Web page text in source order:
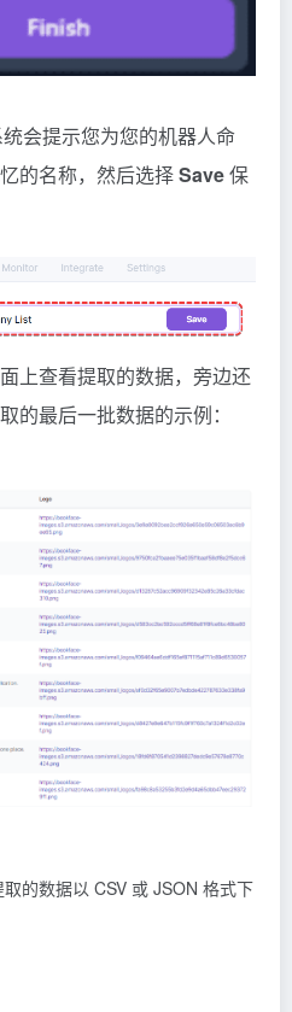
会提示您为您的机器人命
的名称，然后选择Save保
上查看提取的数据，旁边还
的最后一批数据的示例：
的数据以 CSV 或 JSON 格式下